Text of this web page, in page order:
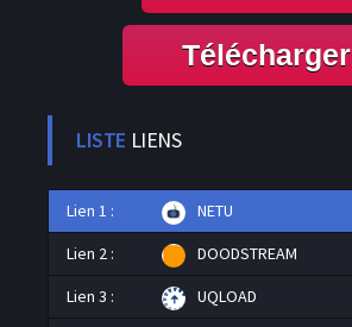
Télécharger
LISTE LIENS
Lien 1 :
NETU
Lien 2 :
DOODSTREAM
Lien 3 :
UQLOAD